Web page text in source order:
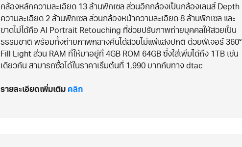
กล้องหลักความละเอียด 13 ล้านพิกเซล ส่วนอีกกล้องเป็นกล้องเลนส์ Depth
ความละเอียด 2 ล้านพิกเซล ส่วนกล้องหน้าความละเอียด 8 ล้านพิกเซล และ
ขาดไม่ได้คือ AI Portrait Retouching ที่ช่วยปรับภาพถ่ายบุคคลให้สวยเป็น
ธรรมชาติ พร้อมทั้งถ่ายภาพกลางคืนได้สวยไม่แพ้แสงปกติ ด้วยฟีเจอร์ 360°
Fill Light ส่วน RAM ที่ให้มาอยู่ที่ 4GB ROM 64GB ซึ่งใส่เพิ่มได้ถึง 1TB เช่น
เดียวกัน สามารถซื้อได้ในราคาเริ่มต้นที่ 1,990 บาทกับทาง dtac
รายละเอียดเพิ่มเติม คลิก